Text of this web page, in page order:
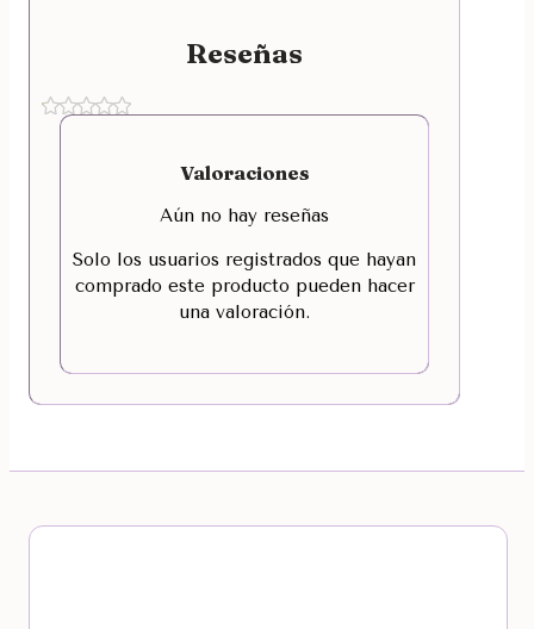
Reseñas
Valoraciones
Aún no hay reseñas
Solo los usuarios registrados que hayan
comprado este producto pueden hacer
una valoración.